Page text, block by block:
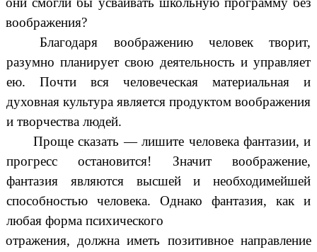
воображения?
Благодаря воображению человек творит,
разумно планирует свою деятельность и управляет
ею. Почти вся человеческая материальная и
духовная культура является продуктом воображения
и творчества людей.
Проще сказать — лишите человека фантазии, и
прогресс остановится! Значит воображение,
фантазия являются высшей и необходимейшей
способностью человека. Однако фантазия, как и
любая форма психического
отражения, должна иметь позитивное направление